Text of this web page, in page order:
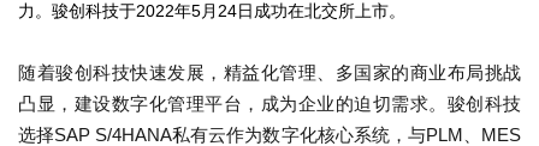
力。骏创科技于2022年5月24日成功在北交所上市。
随着骏创科技快速发展，精益化管理、多国家的商业布局挑战
凸显，建设数字化管理平台，成为企业的迫切需求。骏创科技
选择SAP S/4HANA私有云作为数字化核心系统，与PLM、MES